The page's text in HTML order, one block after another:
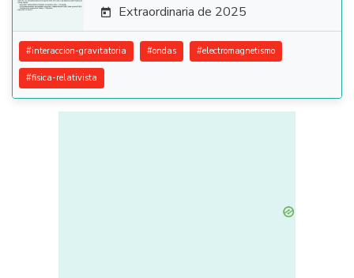
 Extraordinaria de 2025
#interaccion-gravitatoria #ondas #electromagnetismo
#fisica-relativista